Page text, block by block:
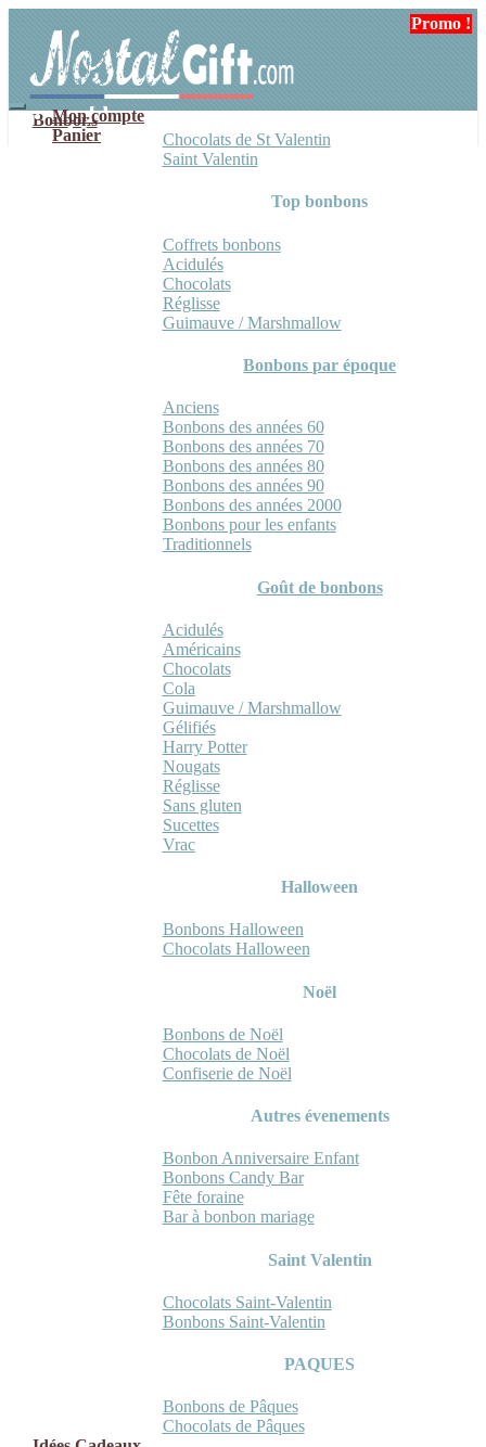
navigation
contenu
Mon compte
Panier
Bonbons
Chocolats de St Valentin
Saint Valentin
Top bonbons
Coffrets bonbons
Acidulés
Chocolats
Réglisse
Guimauve / Marshmallow
Bonbons par époque
Anciens
Bonbons des années 60
Bonbons des années 70
Bonbons des années 80
Bonbons des années 90
Bonbons des années 2000
Bonbons pour les enfants
Traditionnels
Goût de bonbons
Acidulés
Américains
Chocolats
Cola
Guimauve / Marshmallow
Gélifiés
Harry Potter
Nougats
Réglisse
Sans gluten
Sucettes
Vrac
Halloween
Bonbons Halloween
Chocolats Halloween
Noël
Bonbons de Noël
Chocolats de Noël
Confiserie de Noël
Autres évenements
Bonbon Anniversaire Enfant
Bonbons Candy Bar
Fête foraine
Bar à bonbon mariage
Saint Valentin
Chocolats Saint-Valentin
Bonbons Saint-Valentin
PAQUES
Bonbons de Pâques
Chocolats de Pâques
Promo !